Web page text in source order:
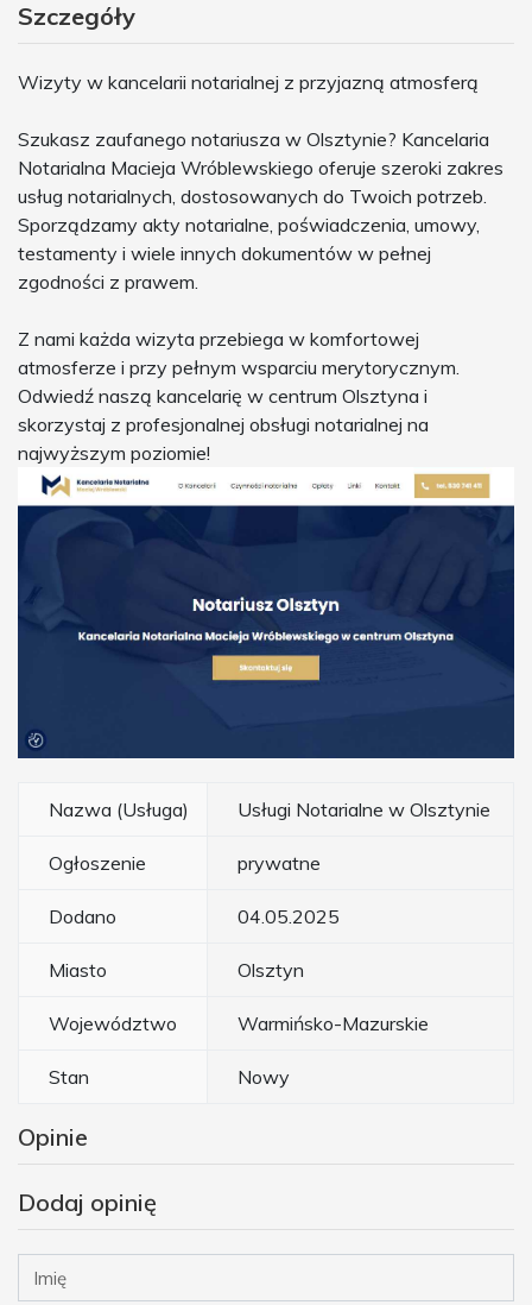
Szczegóły
Wizyty w kancelarii notarialnej z przyjazną atmosferą
Szukasz zaufanego notariusza w Olsztynie? Kancelaria
Notarialna Macieja Wróblewskiego oferuje szeroki zakres
usług notarialnych, dostosowanych do Twoich potrzeb.
Sporządzamy akty notarialne, poświadczenia, umowy,
testamenty i wiele innych dokumentów w pełnej
zgodności z prawem.
Z nami każda wizyta przebiega w komfortowej
atmosferze i przy pełnym wsparciu merytorycznym.
Odwiedź naszą kancelarię w centrum Olsztyna i
skorzystaj z profesjonalnej obsługi notarialnej na
najwyższym poziomie!
Nazwa (Usługa) Usługi Notarialne w Olsztynie
Ogłoszenie prywatne
Dodano 04.05.2025
Miasto Olsztyn
Województwo Warmińsko-Mazurskie
Stan Nowy
Opinie
Dodaj opinię